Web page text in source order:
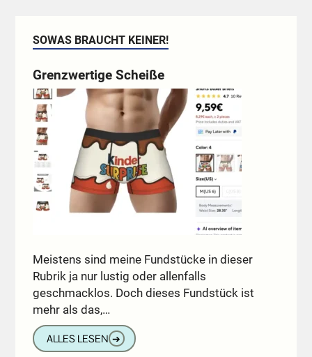
SOWAS BRAUCHT KEINER!
Grenzwertige Scheiße
Meistens sind meine Fundstücke in dieser
Rubrik ja nur lustig oder allenfalls
geschmacklos. Doch dieses Fundstück ist
mehr als das,…
ALLES LESEN ➔